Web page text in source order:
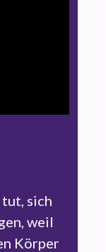
sich
weil
Körper